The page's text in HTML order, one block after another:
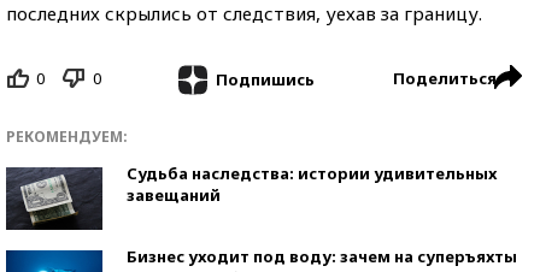
последних скрылись от следствия, уехав за границу.
0 0 Подпишись Поделиться
РЕКОМЕНДУЕМ:
Судьба наследства: истории удивительных
завещаний
Бизнес уходит под воду: зачем на суперъяхты